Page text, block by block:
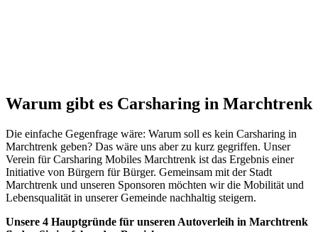
Warum gibt es Carsharing in Marchtrenk
Die einfache Gegenfrage wäre: Warum soll es kein Carsharing in
Marchtrenk geben? Das wäre uns aber zu kurz gegriffen. Unser
Verein für Carsharing Mobiles Marchtrenk ist das Ergebnis einer
Initiative von Bürgern für Bürger. Gemeinsam mit der Stadt
Marchtrenk und unseren Sponsoren möchten wir die Mobilität und
Lebensqualität in unserer Gemeinde nachhaltig steigern.
Unsere 4 Hauptgründe für unseren Autoverleih in Marchtrenk